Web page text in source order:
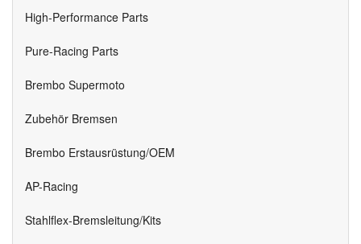
High-Performance Parts
Pure-Racing Parts
Brembo Supermoto
Zubehör Bremsen
Brembo Erstausrüstung/OEM
AP-Racing
Stahlflex-Bremsleitung/Kits